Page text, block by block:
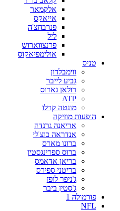
אלקמאר
אייאקס
פנרבחצ'ה
ליל
פרנצווארוש
אולימפיאקוס
טניס
ווימבלדון
גביע לייבר
רולאן גארוס
ATP
מונטה קרלו
הופעות מוזיקה
אריאנה גרנדה
אנדראה בוצ'לי
ברונו מארס
ברוס ספרינגסטין
בריאן אדאמס
בריטני ספירס
ג'ניפר לופז
ג'סטין ביבר
פורמולה 1
NFL